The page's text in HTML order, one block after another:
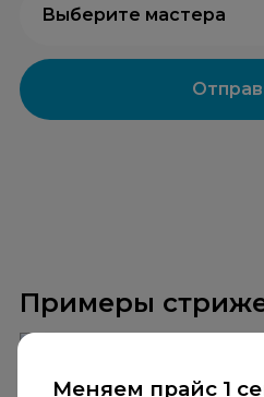
Меняем прайс 1
Выберите мастера
Примеры